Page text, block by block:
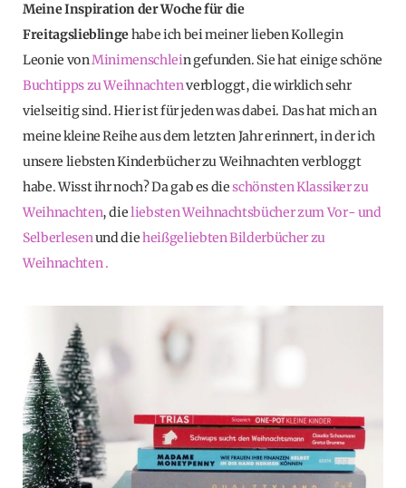
Meine Inspiration der Woche für die
Freitagslieblingehabe ich bei meiner lieben Kollegin
Leonie vonMinimenschlein gefunden. Sie hat einige schöne
Buchtipps zu Weihnachtenverbloggt, die wirklich sehr
vielseitig sind. Hier ist für jeden was dabei. Das hat mich an
meine kleine Reihe aus dem letzten Jahr erinnert, in der ich
unsere liebsten Kinderbücher zu Weihnachten verbloggt
habe. Wisst ihr noch? Da gab es dieschönsten Klassiker zu
Weihnachten, dieliebsten Weihnachtsbücher zum Vor- und
Selberlesenund dieheißgeliebten Bilderbücher zu
Weihnachten .